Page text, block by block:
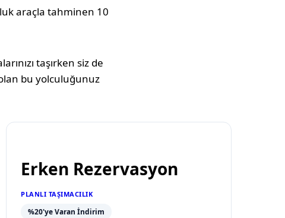
araçla tahminen 10
taşırken siz de
bu yolculuğunuz
Erken Rezervasyon
PLANLI TAŞIMACILIK
%20'ye Varan İndirim